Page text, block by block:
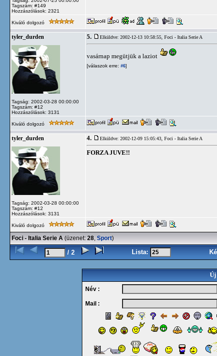
Tagszám: #149
Hozzászólások: 2321
Kiváló dolgozó
tyler_durden
Tagság: 2002-03-28 00:00:00
Tagszám: #12
Hozzászólások: 3131
5. Elküldve: 2002-12-13 10:58:55, Foci - Italia Serie A
vasárnap megütjük a laziot
[válaszok erre: #6]
Kiváló dolgozó
tyler_durden
Tagság: 2002-03-28 00:00:00
Tagszám: #12
Hozzászólások: 3131
4. Elküldve: 2002-12-09 15:05:43, Foci - Italia Serie A
FORZA JUVE!!
Kiváló dolgozó
Foci - Italia Serie A (üzenet: 28, Sport)
/ 2 Lista:
Új
Név :
Mail :